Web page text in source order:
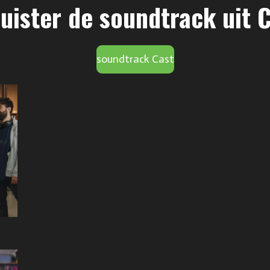
de soundtrack uit
soundtrack Cast